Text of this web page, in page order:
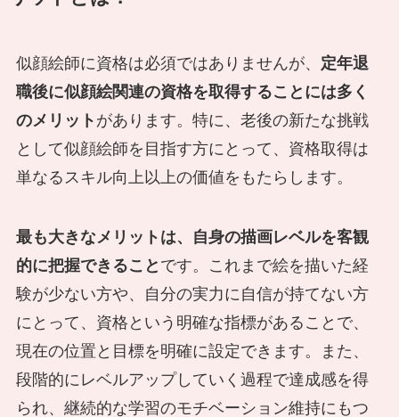
似顔絵師に資格は必須ではありませんが、 定年退
職後に似顔絵関連の資格を取得することには多く
のメリット があります。特に、老後の新たな挑戦
として似顔絵師を目指す方にとって、資格取得は
単なるスキル向上以上の価値をもたらします。
最も大きなメリットは、自身の描画レベルを客観
的に把握できること です。これまで絵を描いた経
験が少ない方や、自分の実力に自信が持てない方
にとって、資格という明確な指標があることで、
現在の位置と目標を明確に設定できます。また、
段階的にレベルアップしていく過程で達成感を得
られ、継続的な学習のモチベーション維持にもつ